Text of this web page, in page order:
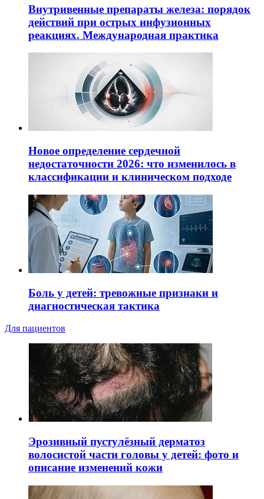
Внутривенные препараты железа: порядок
действий при острых инфузионных
реакциях. Международная практика
Новое определение сердечной
недостаточности 2026: что изменилось в
классификации и клиническом подходе
Боль у детей: тревожные признаки и
диагностическая тактика
Для пациентов
Эрозивный пустулёзный дерматоз
волосистой части головы у детей: фото и
описание изменений кожи